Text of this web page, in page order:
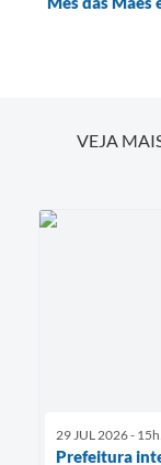
VEJA
29 JUL 2026 -
Prefeitura